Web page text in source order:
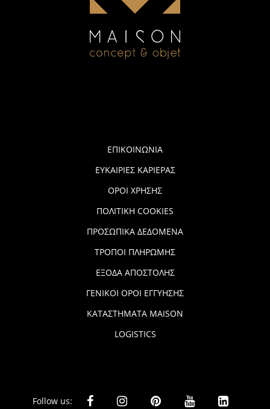
ΕΠΙΚΟΙΝΩΝΙΑ
ΕΥΚΑΙΡΙΕΣ ΚΑΡΙΕΡΑΣ
ΟΡΟΙ ΧΡΗΣΗΣ
ΠΟΛΙΤΙΚΗ COOKIES
ΠΡΟΣΩΠΙΚΑ ΔΕΔΟΜΕΝΑ
ΤΡΟΠΟΙ ΠΛΗΡΩΜΗΣ
ΕΞΟΔΑ ΑΠΟΣΤΟΛΗΣ
ΓΕΝΙΚΟΙ ΟΡΟΙ ΕΓΓΥΗΣΗΣ
ΚΑΤΑΣΤΗΜΑΤΑ MAISON
LOGISTICS
Follow us: